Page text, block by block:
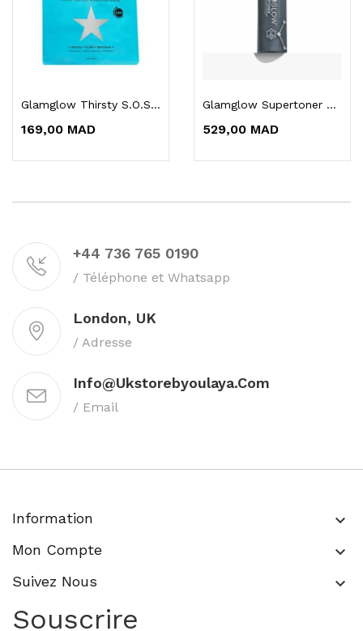
Glamglow Thirsty S.O.S. Masque Sheet Crème...
169,00 MAD
Glamglow Supertoner Solution Acide Exfoliante...
529,00 MAD
+44 736 765 0190
/ Téléphone et Whatsapp
London, UK
/ Adresse
Info@ukstorebyoulaya.com
/ Email
Information keyboard_arrow_down
Mon Compte keyboard_arrow_down
Suivez Nous keyboard_arrow_down
Souscrire